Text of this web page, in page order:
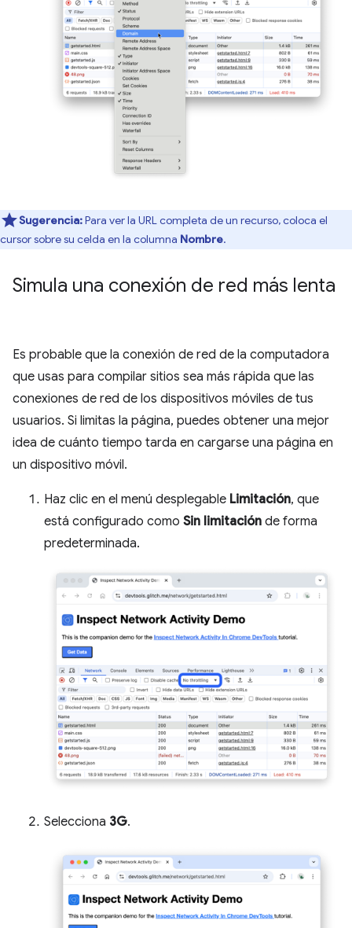
Sugerencia:Para ver la URL completa de un recurso, coloca el
cursor sobre su celda en la columna Nombre.
Simula una conexión de red más lenta
Es probable que la conexión de red de la computadora
que usas para compilar sitios sea más rápida que las
conexiones de red de los dispositivos móviles de tus
usuarios. Si limitas la página, puedes obtener una mejor
idea de cuánto tiempo tarda en cargarse una página en
un dispositivo móvil.
Haz clic en el menú desplegable Limitación, que
está configurado como Sin limitación de forma
predeterminada.
Selecciona 3G.